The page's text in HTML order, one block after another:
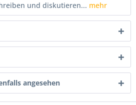
und diskutieren... mehr
angesehen